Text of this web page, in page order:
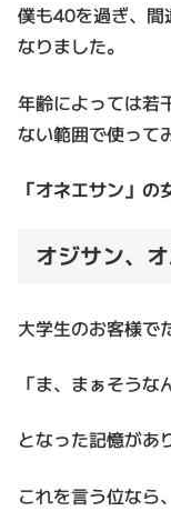
僕も40を過ぎ、間
なりました。
年齢によっては若
ない範囲で使って
「オネエサン」の
オジサン、
大学生のお客様で
「ま、まぁそうな
となった記憶があ
これを言う位なら